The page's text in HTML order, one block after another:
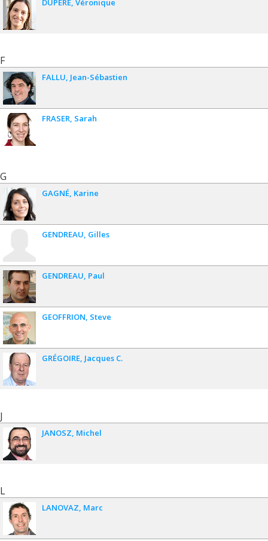
DUPÉRÉ Véronique
F
FALLU Jean-Sébastien
FRASER Sarah
G
GAGNÉ Karine
GENDREAU Gilles
GENDREAU Paul
GEOFFRION Steve
GRÉGOIRE Jacques C.
J
JANOSZ Michel
L
LANOVAZ Marc